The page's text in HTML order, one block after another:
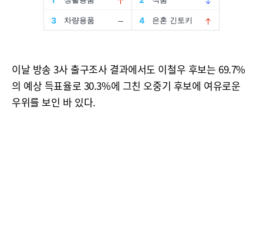
이날 방송 3사 출구조사 결과에서도 이철우 후보는 69.7%
의 예상 득표율로 30.3%에 그친 오중기 후보에 여유로운
우위를 보인 바 있다.